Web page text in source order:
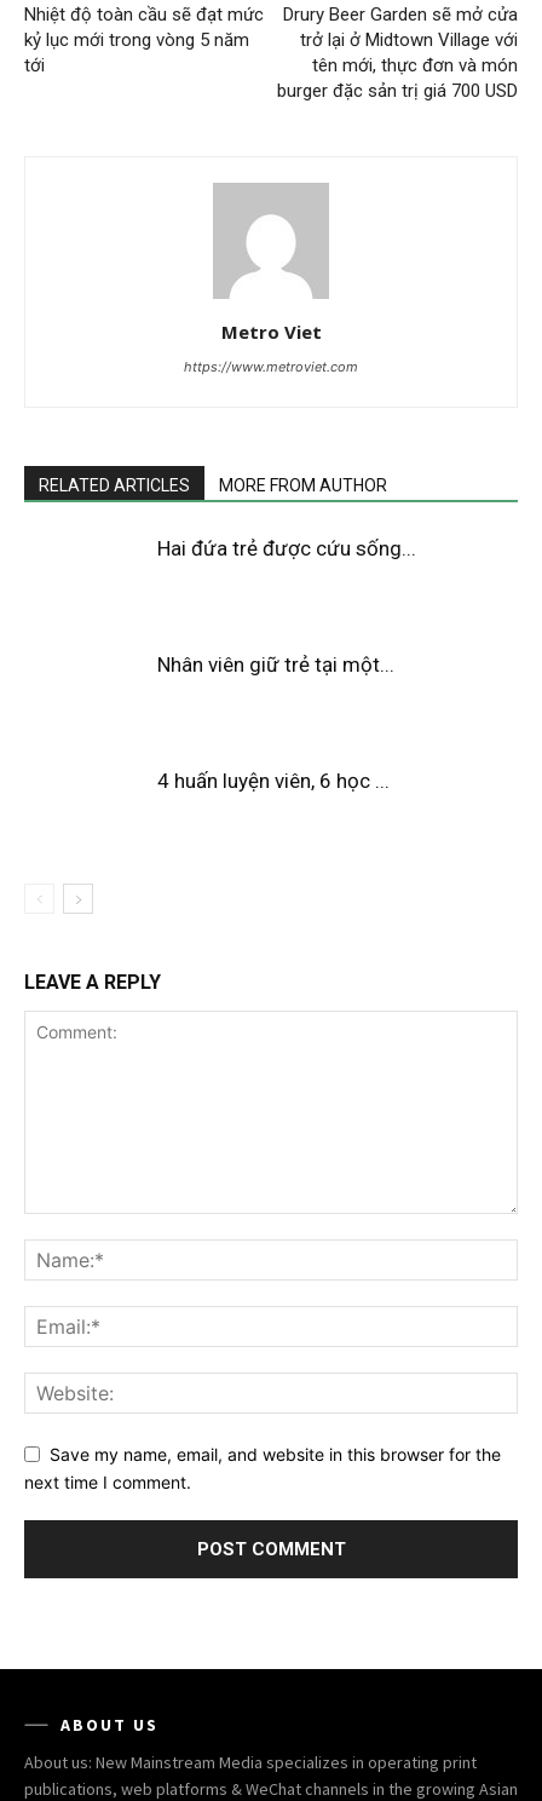
Nhiệt độ toàn cầu sẽ đạt mức
kỷ lục mới trong vòng 5 năm
tới
Drury Beer Garden sẽ mở cửa
trở lại ở Midtown Village với
tên mới, thực đơn và món
burger đặc sản trị giá 700 USD
Metro Viet
https://www.metroviet.com
RELATED ARTICLES MORE FROM AUTHOR
Hai đứa trẻ được cứu sống...
Nhân viên giữ trẻ tại một...
4 huấn luyện viên, 6 học ...
LEAVE A REPLY
Save my name, email, and website in this browser for the
next time I comment.
ABOUT US
About us: New Mainstream Media specializes in operating print
publications, web platforms & WeChat channels in the growing Asian